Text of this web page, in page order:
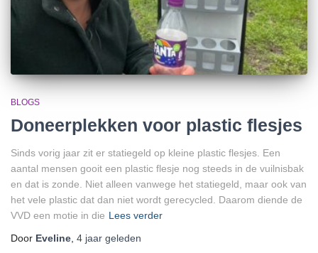
BLOGS
Doneerplekken voor plastic flesjes
Sinds vorig jaar zit er statiegeld op kleine plastic flesjes. Een
aantal mensen gooit een plastic flesje nog steeds in de vuilnisbak
en dat is zonde. Niet alleen vanwege het statiegeld, maar ook van
het vele plastic dat dan niet wordt gerecycled. Daarom diende de
VVD een motie in die Lees verder
Door Eveline 4 jaar geleden